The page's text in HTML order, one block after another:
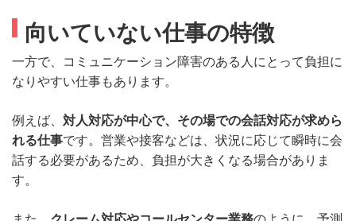
向いていない仕事の特徴
一方で、コミュニケーション障害のある人にとって負担に
なりやすい仕事もあります。
例えば、 対人対応が中心で、その場での会話対応が求めら
れる仕事です。営業や接客などは、状況に応じて瞬時に会
話する必要があるため、負担が大きくなる場合がありま
す。